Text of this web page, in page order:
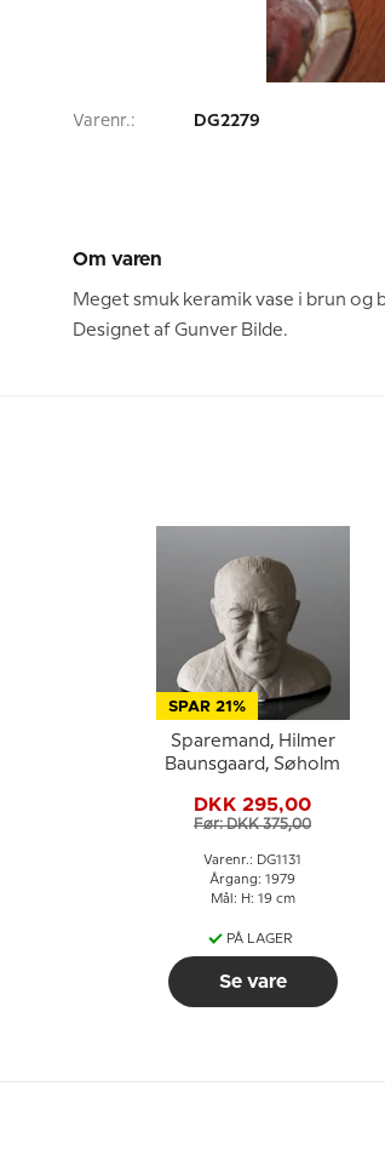
Varenr.: DG2279
Om varen
Meget smuk keramik vase i brun og
Designet af Gunver Bilde.
SPAR 21%
Sparemand, Hilmer
Baunsgaard, Søholm
DKK 295,00
Før: DKK 375,00
Varenr.: DG1131
Årgang: 1979
Mål: H: 19 cm
PÅ LAGER
Se vare